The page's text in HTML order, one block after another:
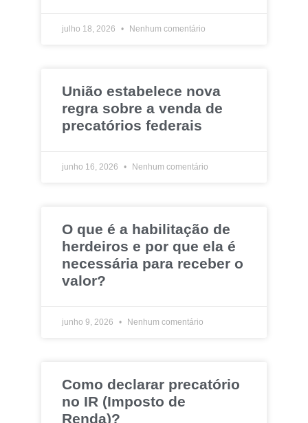
julho 18, 2026 Nenhum comentário
União estabelece nova
regra sobre a venda de
precatórios federais
junho 16, 2026 Nenhum comentário
O que é a habilitação de
herdeiros e por que ela é
necessária para receber o
valor?
junho 9, 2026 Nenhum comentário
Como declarar precatório
no IR (Imposto de
Renda)?